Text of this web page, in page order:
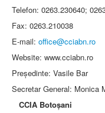
Telefon: 0263.230640;
Fax: 0263.210038
E-mail: office@cciabn.ro
Website: www.cciabn.ro
Preşedinte: Vasile Bar
Secretar General: Monica
CCIA Botoşani